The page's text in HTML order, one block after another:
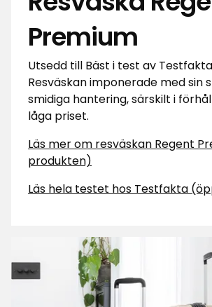
Premium
Utsedd till Bäst i test av
Resväskan imponerade med sin
smidiga hantering, särskilt i
låga priset.
Läs mer om resväskan Regent
produkten)
Läs hela testet hos Testfakta